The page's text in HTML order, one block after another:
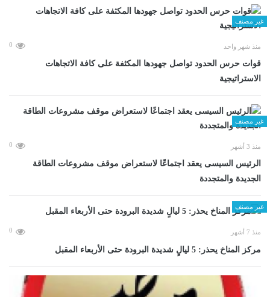
غير مصنف
منذ شهر واحد 0
قوات حرس الحدود تواصل جهودها المكثفة على كافة الاتجاهات
الاستراتيجية
غير مصنف
منذ 3 أشهر 0
الرئيس السيسى يعقد اجتماعًا لاستعراض موقف مشروعات الطاقة
الجديدة والمتجددة
غير مصنف
منذ 7 أشهر 0
مركز المناخ يحذر: 5 ليالٍ شديدة البرودة حتى الأربعاء المقبل